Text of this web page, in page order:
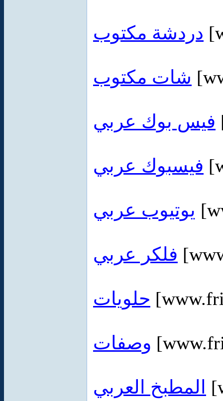
دردشة مكتوب
شات مكتوب
فيس بوك عربي
فيسبوك عربي
يوتيوب عربي
فلكر عربي
حلويات
وصفات
المطبخ العربي